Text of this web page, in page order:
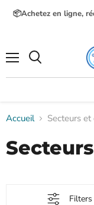
📦Achetez en ligne,
Accueil Secteurs et
Filters